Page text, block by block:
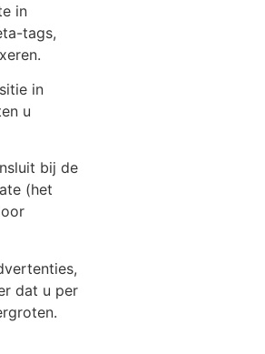
in
tags,
in
u
bij de
(het
dat u per